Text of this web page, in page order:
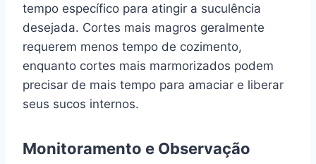
tempo específico para atingir a suculência
desejada. Cortes mais magros geralmente
requerem menos tempo de cozimento,
enquanto cortes mais marmorizados podem
precisar de mais tempo para amaciar e liberar
seus sucos internos.
Monitoramento e Observação